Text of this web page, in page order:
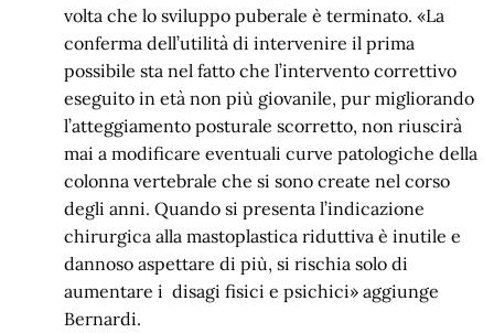
volta che lo sviluppo puberale è terminato. «La
conferma dell’utilità di intervenire il prima
possibile sta nel fatto che l’intervento correttivo
eseguito in età non più giovanile, pur migliorando
l’atteggiamento posturale scorretto, non riuscirà
mai a modificare eventuali curve patologiche della
colonna vertebrale che si sono create nel corso
degli anni. Quando si presenta l’indicazione
chirurgica alla mastoplastica riduttiva è inutile e
dannoso aspettare di più, si rischia solo di
aumentare i disagi fisici e psichici» aggiunge
Bernardi.